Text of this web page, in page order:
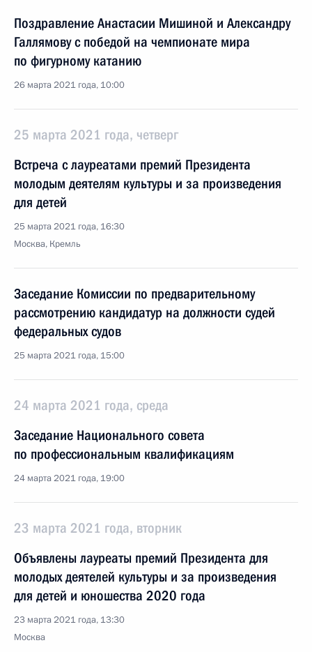
Поздравление Анастасии Мишиной и Александру
Галлямову с победой на чемпионате мира
по фигурному катанию
26 марта 2021 года, 10:00
25 марта 2021 года, четверг
Встреча с лауреатами премий Президента
молодым деятелям культуры и за произведения
для детей
25 марта 2021 года, 16:30
Москва, Кремль
Заседание Комиссии по предварительному
рассмотрению кандидатур на должности судей
федеральных судов
25 марта 2021 года, 15:00
24 марта 2021 года, среда
Заседание Национального совета
по профессиональным квалификациям
24 марта 2021 года, 19:00
23 марта 2021 года, вторник
Объявлены лауреаты премий Президента для
молодых деятелей культуры и за произведения
для детей и юношества 2020 года
23 марта 2021 года, 13:30
Москва